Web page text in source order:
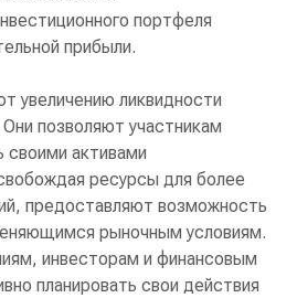
портфеля
прибыли.
увеличению ликвидности
позволяют участникам
своими активами
ресурсы для более
предоставляют возможность
рыночным условиям.
инвесторам и финансовым
планировать свои действия